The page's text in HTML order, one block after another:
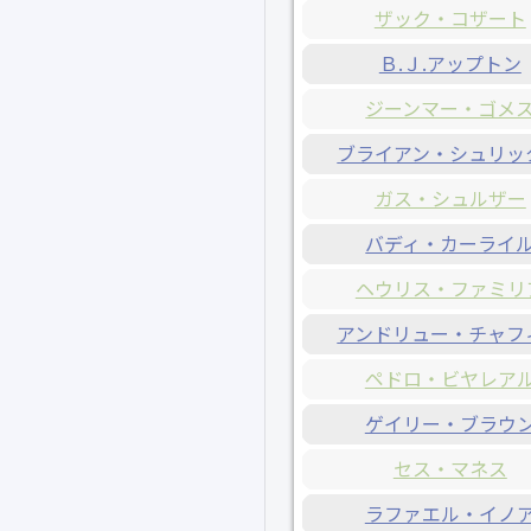
ザック・コザート
Ｂ.Ｊ.アップトン
ジーンマー・ゴメ
ブライアン・シュリ
ガス・シュルザー
バディ・カーライ
ヘウリス・ファミ
アンドリュー・チャ
ペドロ・ビヤレア
ゲイリー・ブラウ
セス・マネス
ラファエル・イノ